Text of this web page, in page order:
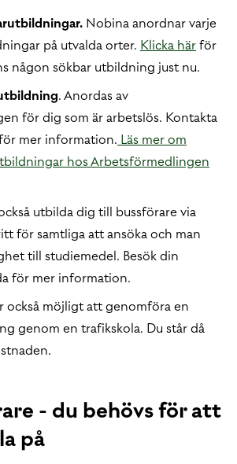
Nobina anordnar varje
på utvalda orter. Klicka härför
någon sökbar utbildning just nu.
. Anordas av
för dig som är arbetslös. Kontakta
mer information. Läs mer om
hos Arbetsförmedlingen
utbilda dig till bussförare via
för samtliga att ansöka och man
till studiemedel. Besök din
för mer information.
också möjligt att genomföra en
genom en trafikskola. Du står då
- du behövs för att
på